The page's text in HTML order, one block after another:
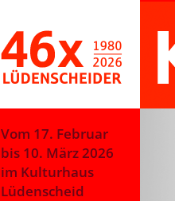
Vom 17. Februar
bis 10. März 2026
im Kulturhaus
Lüdenscheid